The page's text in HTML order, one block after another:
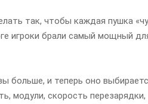
так, чтобы каждая пушка
игроки брали самый мощный
больше, и теперь оно
модули, скорость